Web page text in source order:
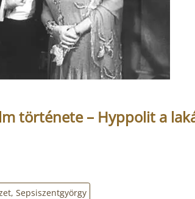
története – Hyppolit a
Sepsiszentgyörgy